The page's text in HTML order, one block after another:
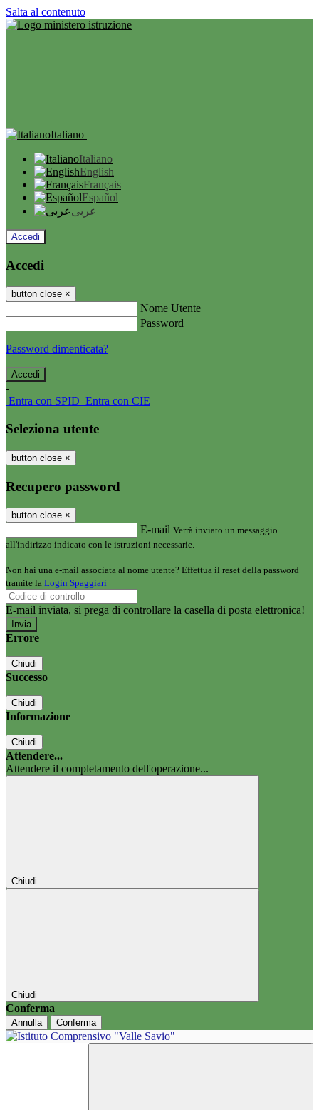
Salta al contenuto
Italiano
Italiano
English
Français
Español
عربى
Accedi
Accedi
button close ×
Nome Utente
Password
Password dimenticata?
-
Entra con SPID Entra con CIE
Seleziona utente
button close ×
Recupero password
button close ×
E-mail Verrà inviato un messaggio
all'indirizzo indicato con le istruzioni necessarie.
Non hai una e-mail associata al nome utente? Effettua il reset della password
tramite la Login Spaggiari
E-mail inviata, si prega di controllare la casella di posta elettronica!
Errore
Chiudi
Successo
Chiudi
Informazione
Chiudi
Attendere...
Attendere il completamento dell'operazione...
Chiudi
Chiudi
Conferma
Annulla Conferma